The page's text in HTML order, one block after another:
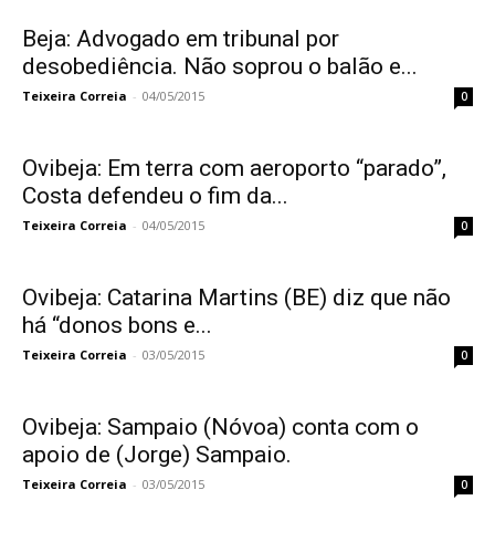
Beja: Advogado em tribunal por
desobediência. Não soprou o balão e...
Teixeira Correia - 04/05/2015 0
Ovibeja: Em terra com aeroporto “parado”,
Costa defendeu o fim da...
Teixeira Correia - 04/05/2015 0
Ovibeja: Catarina Martins (BE) diz que não
há “donos bons e...
Teixeira Correia - 03/05/2015 0
Ovibeja: Sampaio (Nóvoa) conta com o
apoio de (Jorge) Sampaio.
Teixeira Correia - 03/05/2015 0